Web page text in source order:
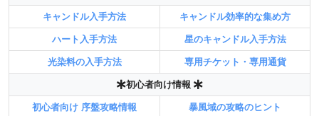
キャンドル入手方法 キャンドル効率的な集め方
ハート入手方法 星のキャンドル入手方法
光染料の入手方法 専用チケット・専用通貨
初心者向け情報
初心者向け 序盤攻略情報 暴風域の攻略のヒント